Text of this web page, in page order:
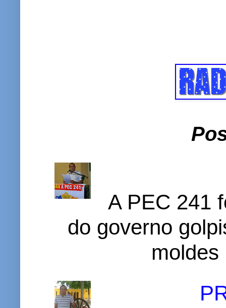
A PEC 241
do governo